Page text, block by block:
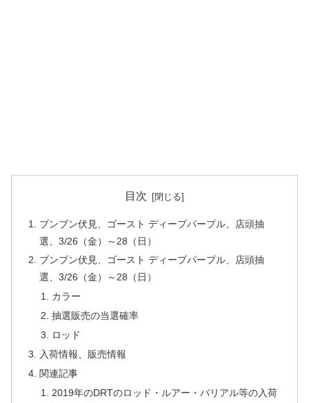
目次
ブンブン伏見、ゴースト ディープパープル、店頭抽
選、3/26（金）～28（日）
ブンブン伏見、ゴースト ディープパープル、店頭抽
選、3/26（金）～28（日）
カラー
抽選販売の当選確率
ロッド
入荷情報、販売情報
関連記事
2019年のDRTのロッド・ルアー・バリアル等の入荷